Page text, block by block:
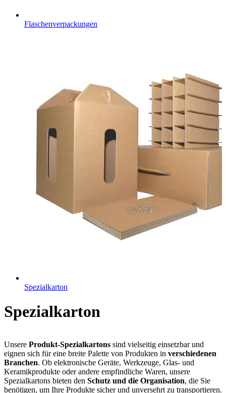
Flaschenverpackungen
Spezialkarton
Spezialkarton
Unsere Produkt-Spezialkartons sind vielseitig einsetzbar und
eignen sich für eine breite Palette von Produkten in verschiedenen
Branchen. Ob elektronische Geräte, Werkzeuge, Glas- und
Keramikprodukte oder andere empfindliche Waren, unsere
Spezialkartons bieten den Schutz und die Organisation, die Sie
benötigen, um Ihre Produkte sicher und unversehrt zu transportieren.